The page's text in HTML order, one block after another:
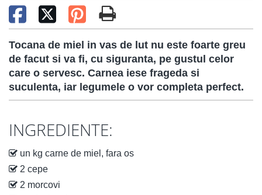
Tocana de miel in vas de lut nu este foarte greu
de facut si va fi, cu siguranta, pe gustul celor
care o servesc. Carnea iese frageda si
suculenta, iar legumele o vor completa perfect.
INGREDIENTE:
un kg carne de miel, fara os
2 cepe
2 morcovi